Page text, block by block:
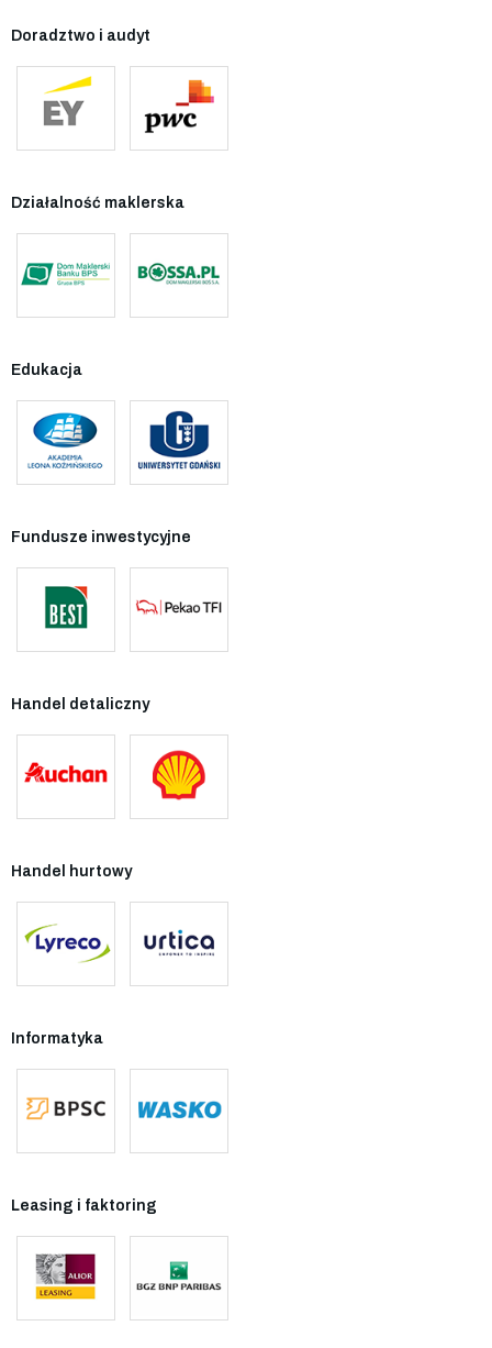
Doradztwo i audyt
Działalność maklerska
Edukacja
Fundusze inwestycyjne
Handel detaliczny
Handel hurtowy
Informatyka
Leasing i faktoring